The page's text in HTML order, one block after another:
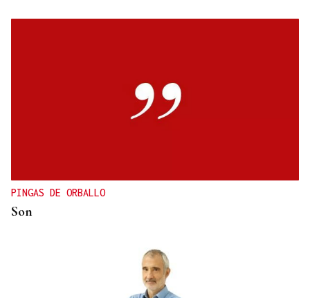
PINGAS DE ORBALLO
Son